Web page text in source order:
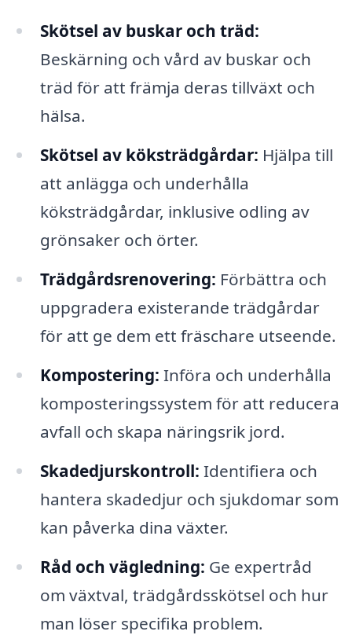
Skötsel av buskar och träd:
Beskärning och vård av buskar och
träd för att främja deras tillväxt och
hälsa.
Skötsel av köksträdgårdar: Hjälpa till
att anlägga och underhålla
köksträdgårdar, inklusive odling av
grönsaker och örter.
Trädgårdsrenovering: Förbättra och
uppgradera existerande trädgårdar
för att ge dem ett fräschare utseende.
Kompostering: Införa och underhålla
komposteringssystem för att reducera
avfall och skapa näringsrik jord.
Skadedjurskontroll: Identifiera och
hantera skadedjur och sjukdomar som
kan påverka dina växter.
Råd och vägledning: Ge expertråd
om växtval, trädgårdsskötsel och hur
man löser specifika problem.